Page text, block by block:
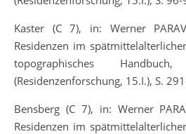
Kaster (C 7), in: Werner
Residenzen im
topographisches
(Residenzenforschung, 15.I.), S.
Bensberg (C 7), in: Werner
Residenzen im